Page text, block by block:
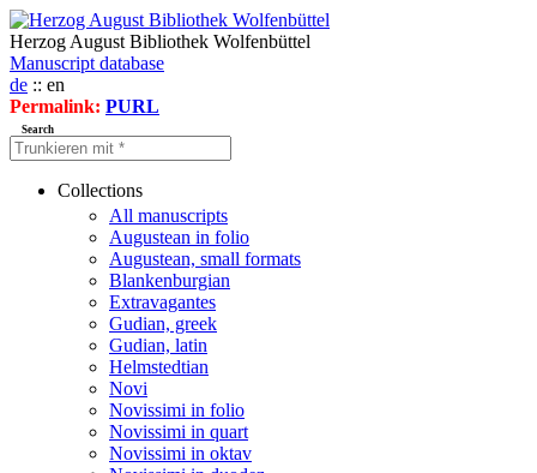
Herzog August Bibliothek Wolfenbüttel
Manuscript database
de :: en
Permalink: PURL
Search
Collections
All manuscripts
Augustean in folio
Augustean, small formats
Blankenburgian
Extravagantes
Gudian, greek
Gudian, latin
Helmstedtian
Novi
Novissimi in folio
Novissimi in quart
Novissimi in oktav